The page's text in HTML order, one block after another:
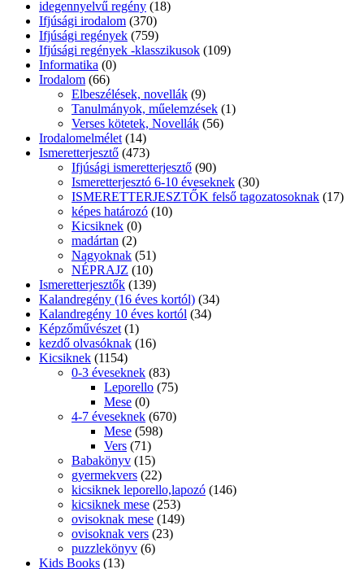
idegennyelvű regény (18)
Ifjúsági irodalom (370)
Ifjúsági regények (759)
Ifjúsági regények -klasszikusok (109)
Informatika (0)
Irodalom (66)
Elbeszélések, novellák (9)
Tanulmányok, műelemzések (1)
Verses kötetek, Novellák (56)
Irodalomelmélet (14)
Ismeretterjesztő (473)
Ifjúsági ismeretterjesztő (90)
Ismeretterjesztó 6-10 éveseknek (30)
ISMERETTERJESZTŐK felső tagozatosoknak (17)
képes határozó (10)
Kicsiknek (0)
madártan (2)
Nagyoknak (51)
NÉPRAJZ (10)
Ismeretterjesztők (139)
Kalandregény (16 éves kortól) (34)
Kalandregény 10 éves kortól (34)
Képzőművészet (1)
kezdő olvasóknak (16)
Kicsiknek (1154)
0-3 éveseknek (83)
Leporello (75)
Mese (0)
4-7 éveseknek (670)
Mese (598)
Vers (71)
Babakönyv (15)
gyermekvers (22)
kicsiknek leporello,lapozó (146)
kicsiknek mese (253)
ovisoknak mese (149)
ovisoknak vers (23)
puzzlekönyv (6)
Kids Books (13)